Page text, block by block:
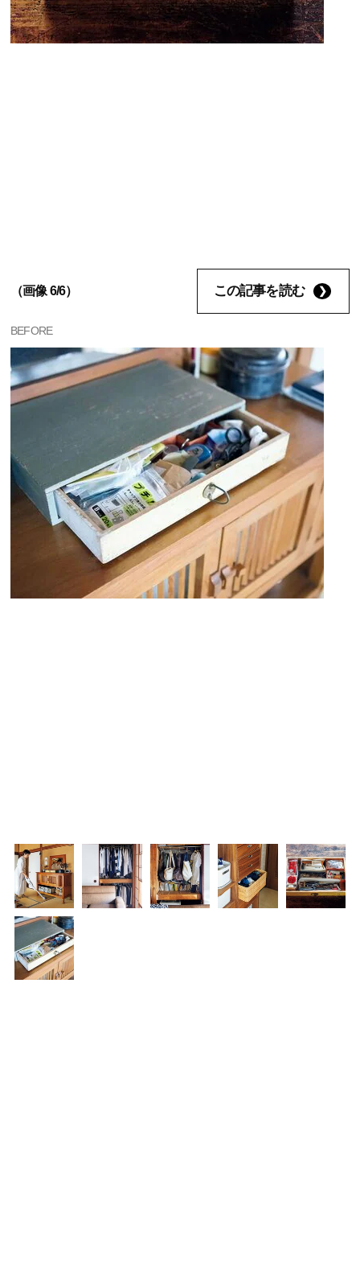
（画像 6/6） この記事を読む
BEFORE